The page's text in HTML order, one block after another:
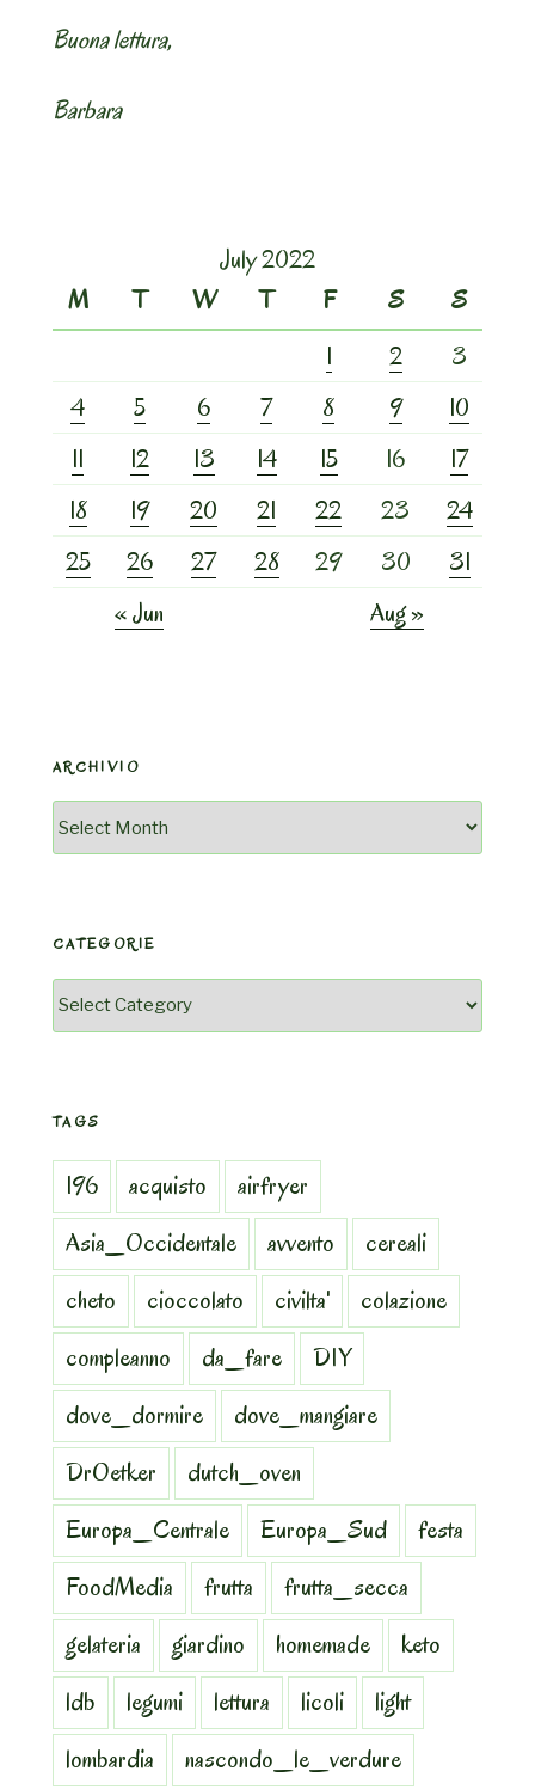
Buona lettura,
Barbara
July 2022
M
T W T F S
S
1
2
3
4
5 6 7 8 9
10
11
12 13 14 15 16
17
18
19 20 21 22 23
24
25
26 27 28 29 30
31
« Jun
Aug »
ARCHIVIO
Archivio
CATEGORIE
Categorie
TAGS
196 acquisto
airfryer
Asia_Occidentale
avvento
cereali
cheto
cioccolato civilta'
colazione
compleanno
da_fare
DIY
dove_dormire
dove_mangiare
DrOetker
dutch_oven
Europa_Centrale
Europa_Sud
festa
FoodMedia
frutta
frutta_secca
gelateria
giardino homemade
keto
ldb
legumi lettura licoli
light
lombardia
nascondo_le_verdure